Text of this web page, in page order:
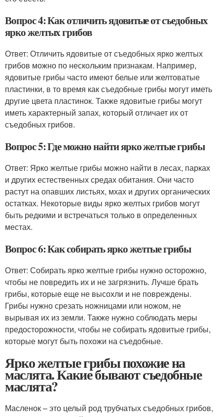
Вопрос 4: Как отличить ядовитые от съедобных
ярко желтых грибов
Ответ: Отличить ядовитые от съедобных ярко желтых
грибов можно по нескольким признакам. Например,
ядовитые грибы часто имеют белые или желтоватые
пластинки, в то время как съедобные грибы могут иметь
другие цвета пластинок. Также ядовитые грибы могут
иметь характерный запах, который отличает их от
съедобных грибов.
Вопрос 5: Где можно найти ярко желтые грибы
Ответ: Ярко желтые грибы можно найти в лесах, парках
и других естественных средах обитания. Они часто
растут на опавших листьях, мхах и других органических
остатках. Некоторые виды ярко желтых грибов могут
быть редкими и встречаться только в определенных
местах.
Вопрос 6: Как собирать ярко желтые грибы
Ответ: Собирать ярко желтые грибы нужно осторожно,
чтобы не повредить их и не загрязнить. Лучше брать
грибы, которые еще не высохли и не повреждены.
Грибы нужно срезать ножницами или ножом, не
вырывая их из земли. Также нужно соблюдать меры
предосторожности, чтобы не собирать ядовитые грибы,
которые могут быть похожи на съедобные.
Ярко желтые грибы похожие на
маслята. Какие бывают съедобные
маслята?
Масленок – это целый род трубчатых съедобных грибов,